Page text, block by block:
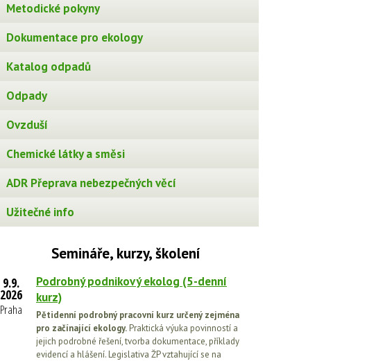
Metodické pokyny
Dokumentace pro ekology
Katalog odpadů
Odpady
Ovzduší
Chemické látky a směsi
ADR Přeprava nebezpečných věcí
Užitečné info
Semináře, kurzy, školení
9.9.
2026
Praha
Podrobný podnikový ekolog (5-denní
kurz)
Pětidenní podrobný pracovní kurz určený zejména
pro začínající ekology. Praktická výuka povinností a
jejich podrobné řešení, tvorba dokumentace, příklady
evidencí a hlášení. Legislativa ŽP vztahující se na